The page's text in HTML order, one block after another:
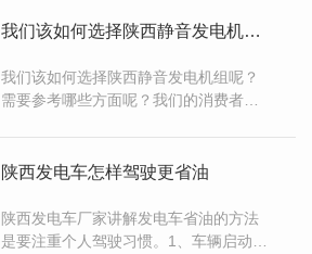
我们该如何选择陕西静音发电机组呢？
我们该如何选择陕西静音发电机组呢？
需要参考哪些方面呢？我们的消费者在
场使用、消防备用等等。陕西静音发电
般配置还可以，但数据中心、医院等地
方需要使用无刷品牌发电机。同时，根
陕西发电车怎样驾驶更省油
陕西发电车厂家讲解发电车省油的方法
是要注重个人驾驶习惯。1、车辆启动要